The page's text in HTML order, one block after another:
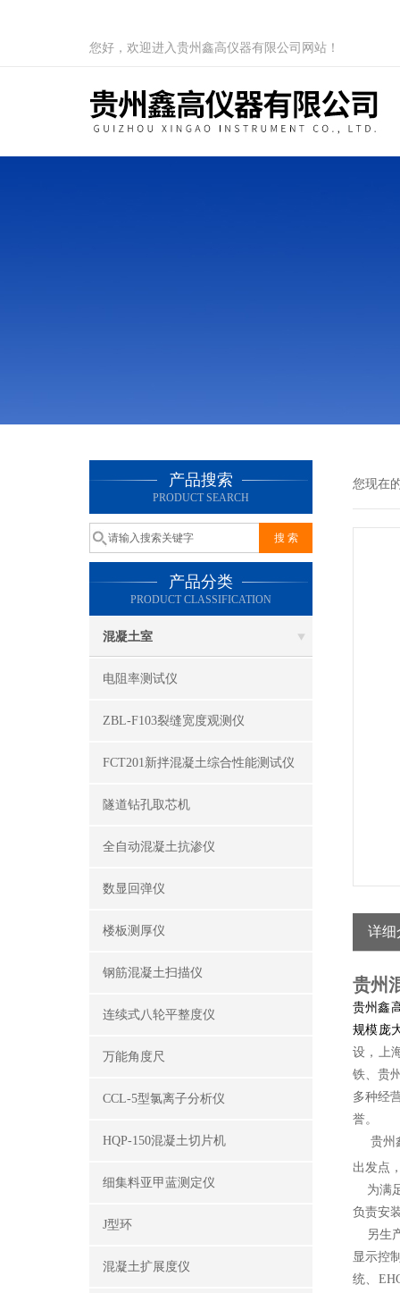
您好，欢迎进入贵州鑫高仪器有限公司网站！
产品搜索
PRODUCT SEARCH
产品分类
PRODUCT CLASSIFICATION
混凝土室
电阻率测试仪
ZBL-F103裂缝宽度观测仪
FCT201新拌混凝土综合性能测试仪
隧道钻孔取芯机
全自动混凝土抗渗仪
数显回弹仪
楼板测厚仪
钢筋混凝土扫描仪
连续式八轮平整度仪
万能角度尺
CCL-5型氯离子分析仪
HQP-150混凝土切片机
细集料亚甲蓝测定仪
J型环
混凝土扩展度仪
您现在
详细
贵州
贵州鑫
规模庞
设，上
铁、贵
多种经
誉。
贵州
出发点
为满
负责安
另生产
显示控
统、